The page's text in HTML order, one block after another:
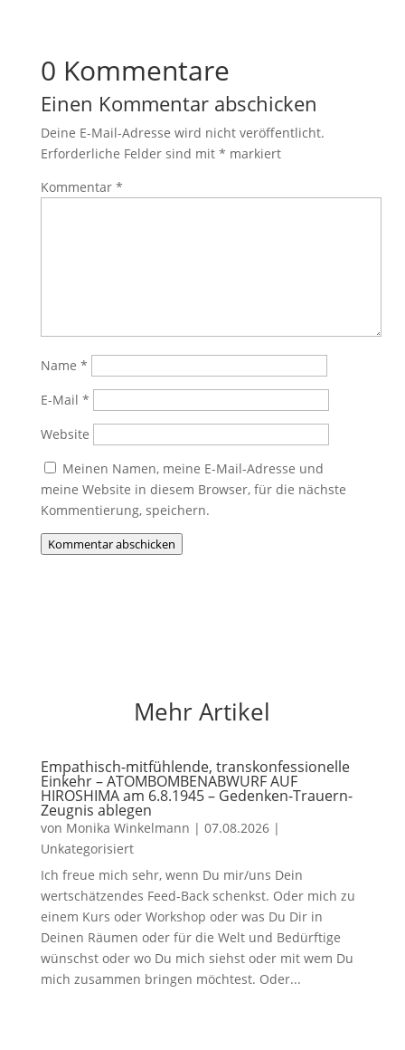
0 Kommentare
Einen Kommentar abschicken
Deine E-Mail-Adresse wird nicht veröffentlicht.
Erforderliche Felder sind mit * markiert
Kommentar *
Name *
E-Mail *
Website
Meinen Namen, meine E-Mail-Adresse und
meine Website in diesem Browser, für die nächste
Kommentierung, speichern.
Kommentar abschicken
Mehr Artikel
Empathisch-mitfühlende, transkonfessionelle
Einkehr – ATOMBOMBENABWURF AUF
HIROSHIMA am 6.8.1945 – Gedenken-Trauern-
Zeugnis ablegen
von Monika Winkelmann | 07.08.2026|
Unkategorisiert
Ich freue mich sehr, wenn Du mir/uns Dein
wertschätzendes Feed-Back schenkst. Oder mich zu
einem Kurs oder Workshop oder was Du Dir in
Deinen Räumen oder für die Welt und Bedürftige
wünschst oder wo Du mich siehst oder mit wem Du
mich zusammen bringen möchtest. Oder...